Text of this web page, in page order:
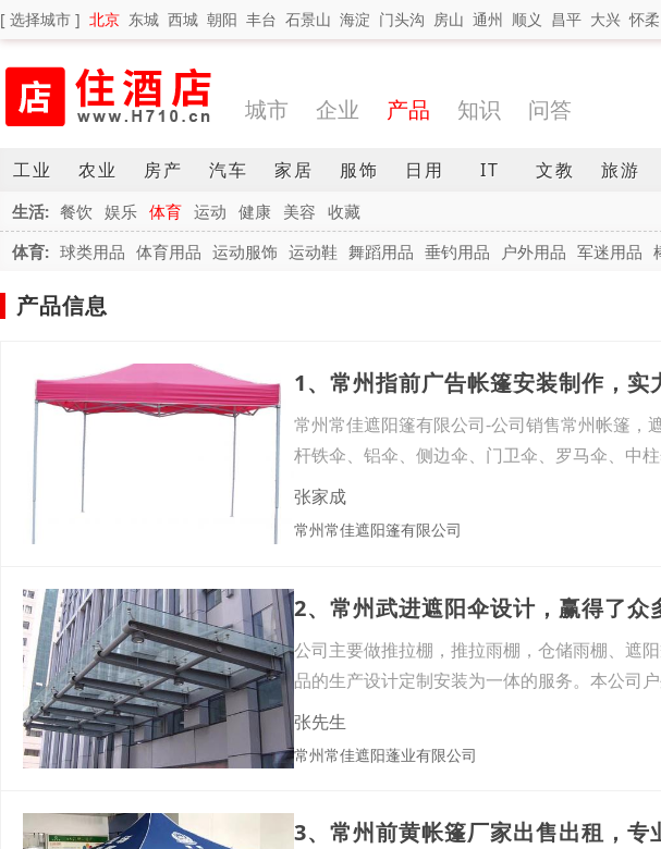
[ 选择城市 ] 北京 东城 西城 朝阳 丰台 石景山 海淀 门头沟 房山 通州 顺义 昌平 大兴 怀柔
城市 企业 产品 知识 问答
工业 农业 房产 汽车 家居 服饰 日用 IT 文教 旅游
生活: 餐饮 娱乐 体育 运动 健康 美容 收藏
体育: 球类用品 体育用品 运动服饰 运动鞋 舞蹈用品 垂钓用品 户外用品 军迷用品
产品信息
1、常州指前广告帐篷安装制作，实
常州常佳遮阳篷有限公司-公司销售常州帐篷，
杆铁伞、铝伞、侧边伞、门卫伞、罗马伞、中
品及
张家成
常州常佳遮阳篷有限公司
2、常州武进遮阳伞设计，赢得了众
公司主要做推拉棚，推拉雨棚，仓储雨棚、遮
品的生产设计定制安装为一体的服务。本公司
诚信
张先生
常州常佳遮阳蓬业有限公司
3、常州前黄帐篷厂家出售出租，专